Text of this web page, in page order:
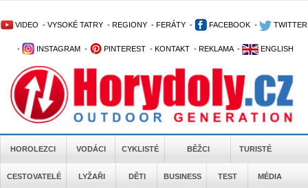
VIDEO - VYSOKÉ TATRY - REGIONY - FERÁTY - FACEBOOK - TWITTER
- INSTAGRAM - PINTEREST - KONTAKT - REKLAMA - ENGLISH
HOROLEZCI VODÁCI CYKLISTÉ BĚŽCI TURISTÉ
CESTOVATELÉ LYŽAŘI DĚTI BUSINESS TEST MÉDIA